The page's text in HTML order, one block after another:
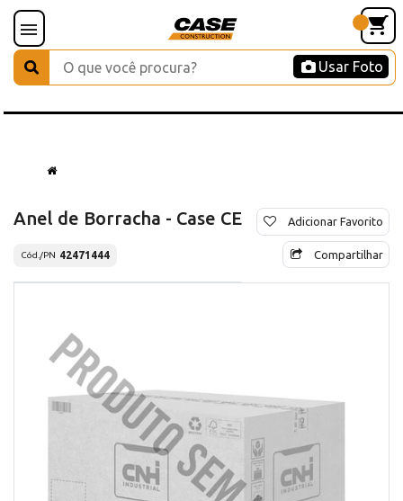
Usar Foto
Anel de Borracha - Case CE
Cód./PN 42471444
Adicionar Favorito
Compartilhar